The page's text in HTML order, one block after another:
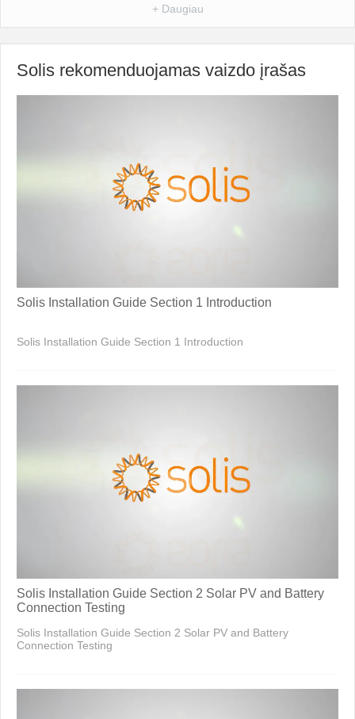
+ Daugiau
Solis rekomenduojamas vaizdo įrašas
Solis Installation Guide Section 1 Introduction
Solis Installation Guide Section 1 Introduction
Solis Installation Guide Section 2 Solar PV and Battery
Connection Testing
Solis Installation Guide Section 2 Solar PV and Battery
Connection Testing